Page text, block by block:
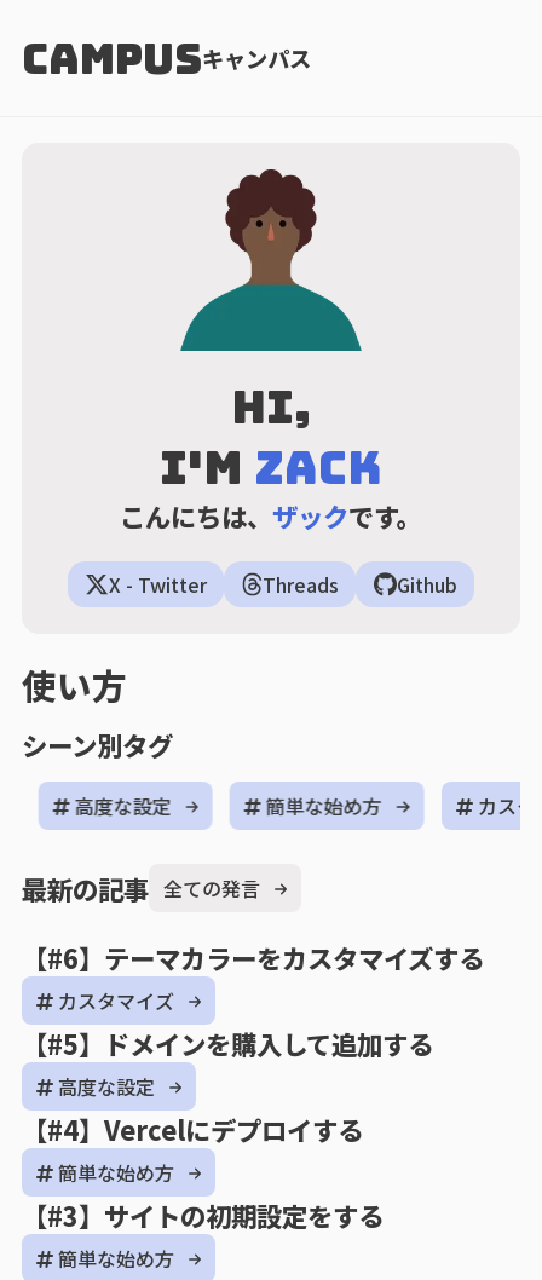
CAMPUSキャンパス
Hi,
I'm Zack
こんにちは、 ザックです。
X - Twitter Threads Github
使い方
シーン別タグ
高度な設定 簡単な始め方 カスタ
最新の記事 全ての発言
【#6】テーマカラーをカスタマイズする
カスタマイズ
【#5】ドメインを購入して追加する
高度な設定
【#4】Vercelにデプロイする
簡単な始め方
【#3】サイトの初期設定をする
簡単な始め方